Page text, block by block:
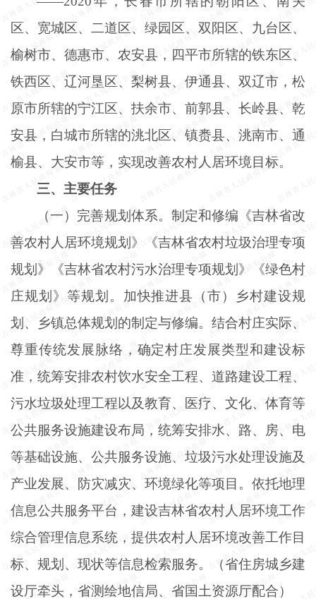
区、宽城区、二道区、绿园区、双阳区、九台区、
榆树市、德惠市、农安县，四平市所辖的铁东区、
铁西区、辽河垦区、梨树县、伊通县、双辽市，松
原市所辖的宁江区、扶余市、前郭县、长岭县、乾
安县，白城市所辖的洮北区、镇赉县、洮南市、通
榆县、大安市等，实现改善农村人居环境目标。
三、主要任务
（一）完善规划体系。制定和修编《吉林省改
善农村人居环境规划》《吉林省农村垃圾治理专项
规划》《吉林省农村污水治理专项规划》《绿色村
庄规划》等规划。加快推进县（市）乡村建设规
划、乡镇总体规划的制定与修编。结合村庄实际、
尊重传统发展脉络，确定村庄发展类型和建设标
准，统筹安排农村饮水安全工程、道路建设工程、
污水垃圾处理工程以及教育、医疗、文化、体育等
公共服务设施建设布局，统筹安排水、路、房、电
等基础设施、公共服务设施、垃圾污水处理设施及
产业发展、防灾减灾、环境绿化等项目。依托地理
信息公共服务平台，建设吉林省农村人居环境工作
综合管理信息系统，提供农村人居环境改善工作目
标、规划、现状等信息检索服务。（省住房城乡建
设厅牵头，省测绘地信局、省国土资源厅配合）